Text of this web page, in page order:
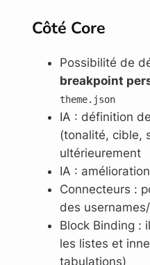
Côté Core
Possibilité de
breakpoint
theme.json
IA : définition
(tonalité, cible,
ultérieurement
IA :
Connecteurs :
des
Block Binding :
les listes et
tabulations)